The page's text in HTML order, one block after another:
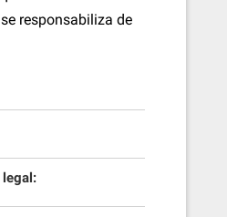
responsabiliza de
legal: